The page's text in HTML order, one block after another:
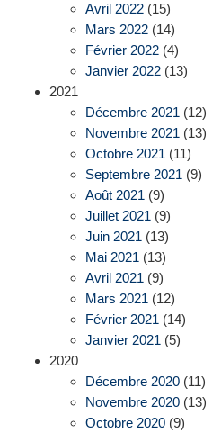
Avril 2022 (15)
Mars 2022 (14)
Février 2022 (4)
Janvier 2022 (13)
2021
Décembre 2021 (12)
Novembre 2021 (13)
Octobre 2021 (11)
Septembre 2021 (9)
Août 2021 (9)
Juillet 2021 (9)
Juin 2021 (13)
Mai 2021 (13)
Avril 2021 (9)
Mars 2021 (12)
Février 2021 (14)
Janvier 2021 (5)
2020
Décembre 2020 (11)
Novembre 2020 (13)
Octobre 2020 (9)